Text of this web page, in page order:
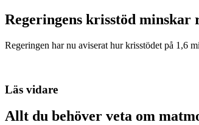
Regeringens krisstöd minskar
Regeringen har nu aviserat hur krisstödet på 1,6
Läs vidare
Allt du behöver veta om